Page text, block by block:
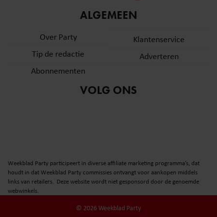
partners voor social media, adverteren en analyse. Deze
informatie die u aan ze heeft verstrekt of die ze hebben
verzameld op basis van uw gebruik van hun services. U
gebruiken.
ALGEMEEN
Over Party
Tip de redactie
Abonnementen
Klantenservice
Adverteren
VOLG ONS
Weekblad Party participeert in diverse affiliate marketing programma’s, dat
houdt in dat Weekblad Party commissies ontvangt voor aankopen middels
links van retailers. Deze website wordt niet gesponsord door de genoemde
webwinkels.
© 2026 Weekblad Party